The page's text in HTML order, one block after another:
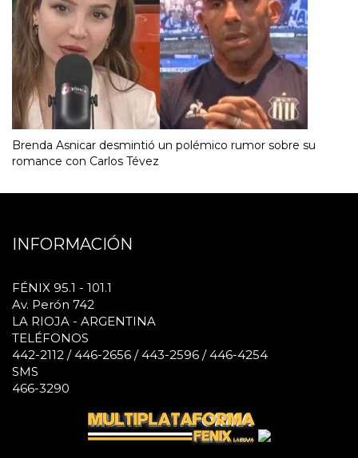
Brenda Asnicar desmintió un polémico rumor sobre su
romance con Carlos Tévez
INFORMACIÓN
FÉNIX 95.1 - 101.1
Av. Perón 742
LA RIOJA - ARGENTINA
TELÉFONOS
442-2112 / 446-2656 / 443-2596 / 446-4254
SMS
466-3290